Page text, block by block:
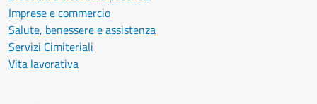
Imprese e commercio
Salute, benessere e assistenza
Servizi Cimiteriali
Vita lavorativa